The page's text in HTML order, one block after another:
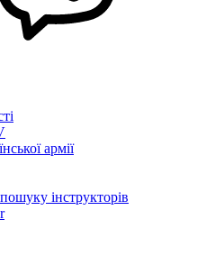
армії
інструкторів